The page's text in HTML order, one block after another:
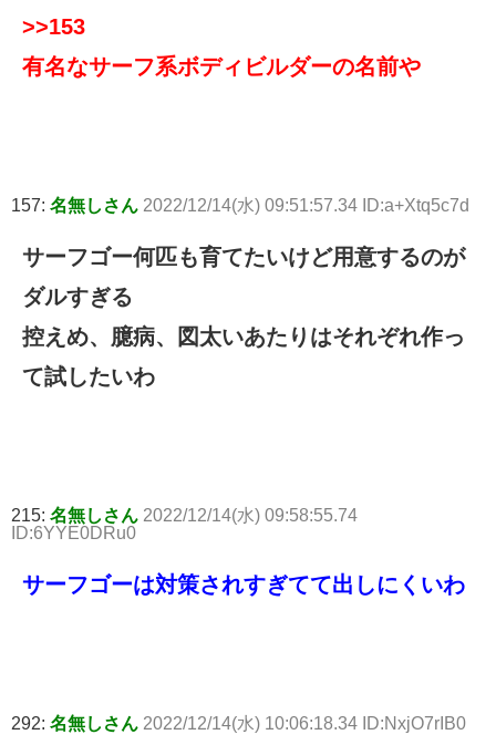
>>153
有名なサーフ系ボディビルダーの名前や
157: 名無しさん 2022/12/14(水) 09:51:57.34 ID:a+Xtq5c7d
サーフゴー何匹も育てたいけど用意するのが
ダルすぎる
控えめ、臆病、図太いあたりはそれぞれ作っ
て試したいわ
215: 名無しさん 2022/12/14(水) 09:58:55.74
ID:6YYE0DRu0
サーフゴーは対策されすぎてて出しにくいわ
292: 名無しさん 2022/12/14(水) 10:06:18.34 ID:NxjO7rIB0